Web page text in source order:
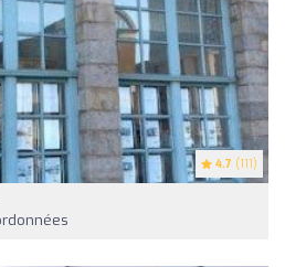
4.7 (111)